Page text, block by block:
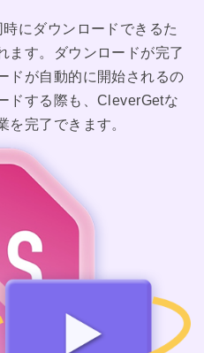
にダウンロードできるた
ます。ダウンロードが完了
ドが自動的に開始されるの
ドする際も、CleverGetな
を完了できます。